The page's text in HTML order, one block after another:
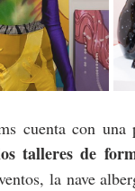
cuenta con
talleres de
la nave